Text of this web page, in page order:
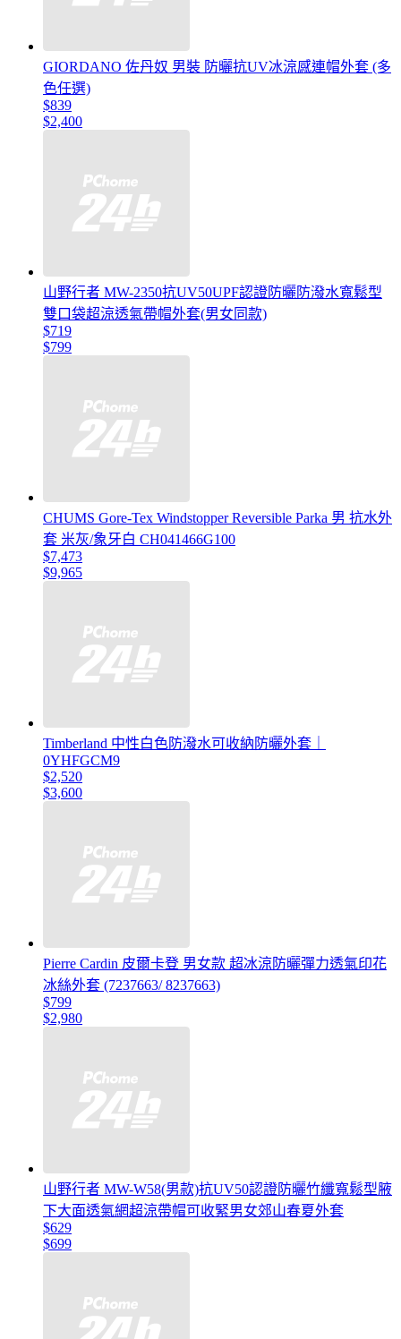
GIORDANO 佐丹奴 男裝 防曬抗UV冰涼感連帽外套 (多
色任選)
$839
$2,400
山野行者 MW-2350抗UV50UPF認證防曬防潑水寬鬆型
雙口袋超涼透氣帶帽外套(男女同款)
$719
$799
CHUMS Gore-Tex Windstopper Reversible Parka 男 抗水外
套 米灰/象牙白 CH041466G100
$7,473
$9,965
Timberland 中性白色防潑水可收納防曬外套｜
0YHFGCM9
$2,520
$3,600
Pierre Cardin 皮爾卡登 男女款 超冰涼防曬彈力透氣印花
冰絲外套 (7237663/ 8237663)
$799
$2,980
山野行者 MW-W58(男款)抗UV50認證防曬竹纖寬鬆型腋
下大面透氣網超涼帶帽可收緊男女郊山春夏外套
$629
$699